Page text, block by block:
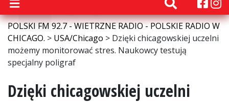
POLSKI FM 92.7 - WIETRZNE RADIO - POLSKIE RADIO W
CHICAGO. > USA/Chicago > Dzięki chicagowskiej uczelni
możemy monitorować stres. Naukowcy testują
specjalny poligraf
Dzięki chicagowskiej uczelni